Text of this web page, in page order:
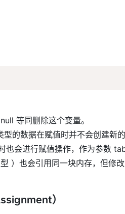
等同删除这个变量。
的数据在赋值时并不会创建新
也会进行赋值操作，作为参数
）也会引用同一块内存，但修
）